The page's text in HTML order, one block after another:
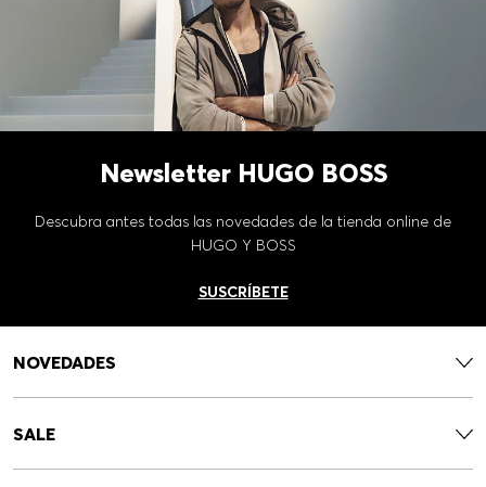
Newsletter HUGO BOSS
Descubra antes todas las novedades de la tienda online de
HUGO Y BOSS
SUSCRÍBETE
NOVEDADES
SALE